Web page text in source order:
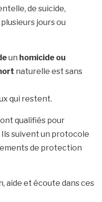
de suicide,
jours ou
un homicide ou
naturelle est sans
qui restent.
qualifiés pour
suivent un protocole
de protection
aide et écoute dans ces